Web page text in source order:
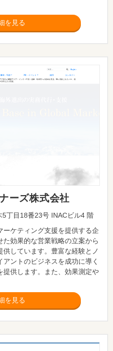
を見る
ーズ株式会社
丁目18番23号 INACビル4 階
ケティング支援を提供する企
効果的な営業戦略の立案から
しています。豊富な経験とノ
ントのビジネスを成功に導く
提供します。また、効果測定や
を見る